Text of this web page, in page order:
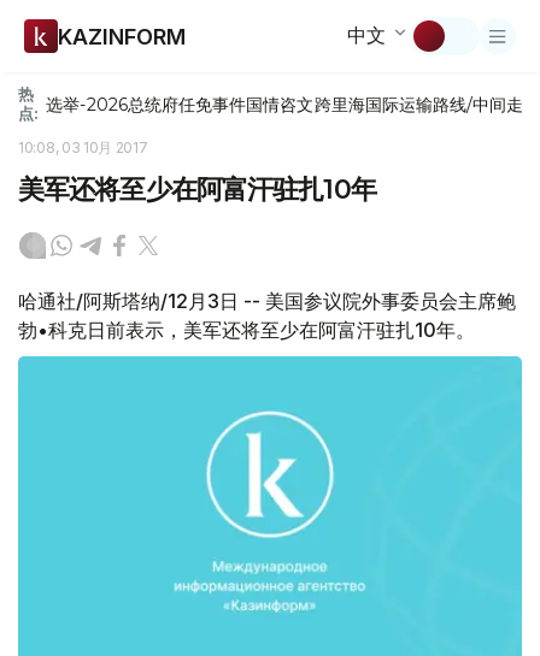
KAZINFORM 中文
热
点: 选举-2026总统府任免事件国情咨文跨里海国际运输路线/中间走廊
10:08, 03 10月 2017
美军还将至少在阿富汗驻扎10年
哈通社/阿斯塔纳/12月3日 -- 美国参议院外事委员会主席鲍
勃•科克日前表示，美军还将至少在阿富汗驻扎10年。